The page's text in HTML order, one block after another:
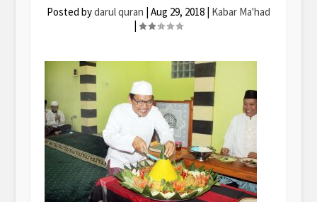
Posted bydarul quran | Aug 29, 2018| Kabar Ma'had
|